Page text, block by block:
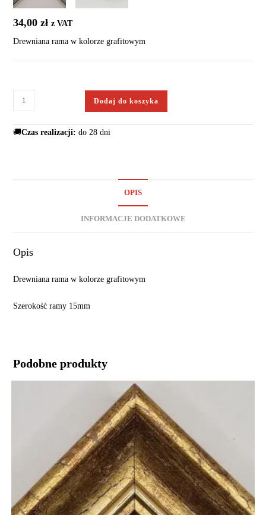
34,00zł z VAT
Drewniana rama w kolorze grafitowym
Dodaj do koszyka
🚚Czas realizacji:do 28 dni
OPIS
INFORMACJE DODATKOWE
Opis
Drewniana rama w kolorze grafitowym
Szerokość ramy 15mm
Podobne produkty